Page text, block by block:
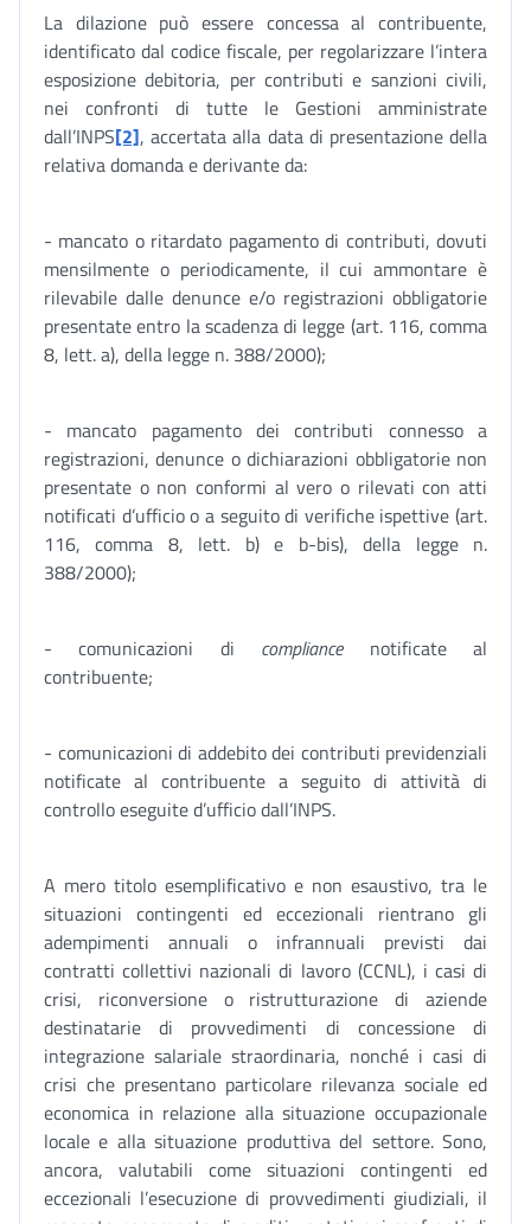
La dilazione può essere concessa al contribuente,
identificato dal codice fiscale, per regolarizzare l’intera
esposizione debitoria, per contributi e sanzioni civili,
nei confronti di tutte le Gestioni amministrate
dall’INPS[2], accertata alla data di presentazione della
relativa domanda e derivante da:
- mancato o ritardato pagamento di contributi, dovuti
mensilmente o periodicamente, il cui ammontare è
rilevabile dalle denunce e/o registrazioni obbligatorie
presentate entro la scadenza di legge (art. 116, comma
8, lett. a), della legge n. 388/2000);
- mancato pagamento dei contributi connesso a
registrazioni, denunce o dichiarazioni obbligatorie non
presentate o non conformi al vero o rilevati con atti
notificati d’ufficio o a seguito di verifiche ispettive (art.
116, comma 8, lett. b) e b-bis), della legge n.
388/2000);
- comunicazioni di compliancenotificate al
contribuente;
- comunicazioni di addebito dei contributi previdenziali
notificate al contribuente a seguito di attività di
controllo eseguite d’ufficio dall’INPS.
A mero titolo esemplificativo e non esaustivo, tra le
situazioni contingenti ed eccezionali rientrano gli
adempimenti annuali o infrannuali previsti dai
contratti collettivi nazionali di lavoro (CCNL), i casi di
crisi, riconversione o ristrutturazione di aziende
destinatarie di provvedimenti di concessione di
integrazione salariale straordinaria, nonché i casi di
crisi che presentano particolare rilevanza sociale ed
economica in relazione alla situazione occupazionale
locale e alla situazione produttiva del settore. Sono,
ancora, valutabili come situazioni contingenti ed
eccezionali l’esecuzione di provvedimenti giudiziali, il